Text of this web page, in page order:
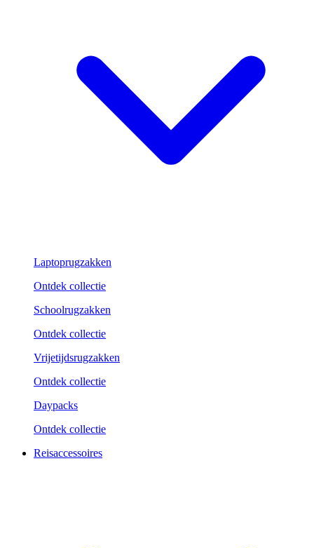
Laptoprugzakken
Ontdek collectie
Schoolrugzakken
Ontdek collectie
Vrijetijdsrugzakken
Ontdek collectie
Daypacks
Ontdek collectie
Reisaccessoires